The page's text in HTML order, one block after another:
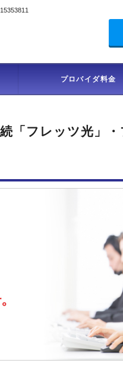
ターネット受付セ
プロバイダ料金
「フレッツ光」